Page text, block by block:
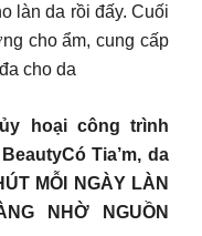
làn da rồi đấy. Cuối
cho ẩm, cung cấp
cho da
hoại công trình
Tia’m, da
MỖI NGÀY LÀN
NHỜ NGUỒN